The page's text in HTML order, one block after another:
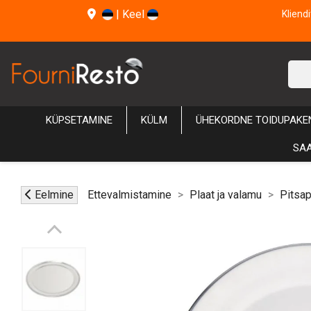
| Keel
KÜPSETAMINE KÜLM ÜHEKORDNE
Eelmine Ettevalmistamine Plaat ja valamu